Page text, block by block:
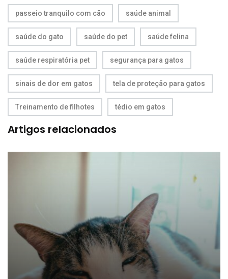
passeio tranquilo com cão saúde animal
saúde do gato saúde do pet saúde felina
saúde respiratória pet segurança para gatos
sinais de dor em gatos tela de proteção para gatos
Treinamento de filhotes tédio em gatos
Artigos relacionados